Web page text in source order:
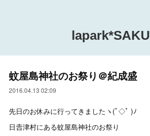
lapark*SAKU
蚊屋島神社のお祭り＠紀成盛
2016.04.13 02:09
先日のお休みに行ってきましたヽ(ﾟ◇ﾟ )ﾉ
日𠮷津村にある蚊屋島神社のお祭り